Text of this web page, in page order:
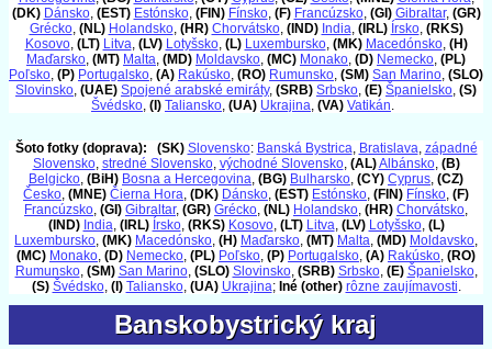
(DK) Dánsko, (EST) Estónsko, (FIN) Fínsko, (F) Francúzsko, (GI) Gibraltar, (GR)
Grécko, (NL) Holandsko, (HR) Chorvátsko, (IND) India, (IRL) Írsko, (RKS)
Kosovo, (LT) Litva, (LV) Lotyšsko, (L) Luxembursko, (MK) Macedónsko, (H)
Maďarsko, (MT) Malta, (MD) Moldavsko, (MC) Monako, (D) Nemecko, (PL)
Poľsko, (P) Portugalsko, (A) Rakúsko, (RO) Rumunsko, (SM) San Marino, (SLO)
Slovinsko, (UAE) Spojené arabské emiráty, (SRB) Srbsko, (E) Španielsko, (S)
Švédsko, (I) Taliansko, (UA) Ukrajina, (VA) Vatikán.
Šoto fotky (doprava): (SK) Slovensko: Banská Bystrica, Bratislava, západné
Slovensko, stredné Slovensko, východné Slovensko, (AL)Albánsko, (B)
Belgicko, (BiH) Bosna a Hercegovina, (BG) Bulharsko, (CY) Cyprus, (CZ)
Česko, (MNE) Čierna Hora, (DK) Dánsko, (EST) Estónsko, (FIN) Fínsko, (F)
Francúzsko, (GI) Gibraltar, (GR) Grécko, (NL) Holandsko, (HR) Chorvátsko,
(IND) India, (IRL) Írsko, (RKS) Kosovo, (LT) Litva, (LV) Lotyšsko, (L)
Luxembursko, (MK) Macedónsko, (H) Maďarsko, (MT) Malta, (MD) Moldavsko,
(MC) Monako, (D) Nemecko, (PL) Poľsko, (P) Portugalsko, (A) Rakúsko, (RO)
Rumunsko, (SM) San Marino, (SLO) Slovinsko, (SRB) Srbsko, (E) Španielsko,
(S) Švédsko, (I) Taliansko, (UA) Ukrajina; Iné (other) rôzne zaujímavosti.
Banskobystrický kraj
Banskobystrický kraj